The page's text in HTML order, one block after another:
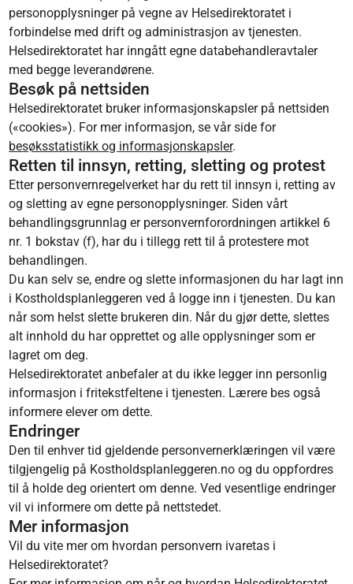
personopplysninger på vegne av Helsedirektoratet i
forbindelse med drift og administrasjon av tjenesten.
Helsedirektoratet har inngått egne databehandleravtaler
med begge leverandørene.
Besøk på nettsiden
Helsedirektoratet bruker informasjonskapsler på nettsiden
(«cookies»). For mer informasjon, se vår side for
besøksstatistikk og informasjonskapsler.
Retten til innsyn, retting, sletting og protest
Etter personvernregelverket har du rett til innsyn i, retting av
og sletting av egne personopplysninger. Siden vårt
behandlingsgrunnlag er personvernforordningen artikkel 6
nr. 1 bokstav (f), har du i tillegg rett til å protestere mot
behandlingen.
Du kan selv se, endre og slette informasjonen du har lagt inn
i Kostholdsplanleggeren ved å logge inn i tjenesten. Du kan
når som helst slette brukeren din. Når du gjør dette, slettes
alt innhold du har opprettet og alle opplysninger som er
lagret om deg.
Helsedirektoratet anbefaler at du ikke legger inn personlig
informasjon i fritekstfeltene i tjenesten. Lærere bes også
informere elever om dette.
Endringer
Den til enhver tid gjeldende personvernerklæringen vil være
tilgjengelig på Kostholdsplanleggeren.no og du oppfordres
til å holde deg orientert om denne. Ved vesentlige endringer
vil vi informere om dette på nettstedet.
Mer informasjon
Vil du vite mer om hvordan personvern ivaretas i
Helsedirektoratet?